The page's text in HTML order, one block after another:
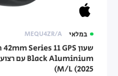
במלאי MEQU4ZR/A
M/L (2025)